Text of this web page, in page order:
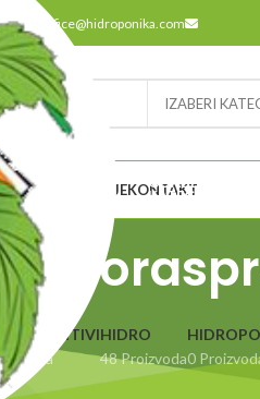
office@hidroponika.com
ODABERITE
KATEGORIJU
O NAMA LOKACIJEKONTAKT
& ADITIVIHIDRO
48 Proizvoda0